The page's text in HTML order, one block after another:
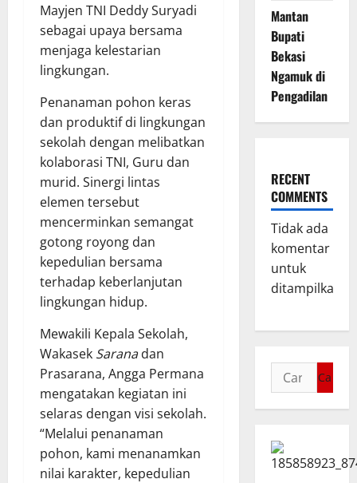
Mayjen TNI Deddy Suryadi
sebagai upaya bersama
menjaga kelestarian
lingkungan.
Penanaman pohon keras
dan produktif di lingkungan
sekolah dengan melibatkan
kolaborasi TNI, Guru dan
murid. Sinergi lintas
elemen tersebut
mencerminkan semangat
gotong royong dan
kepedulian bersama
terhadap keberlanjutan
lingkungan hidup.
Mewakili Kepala Sekolah,
Wakasek Saranadan
Prasarana, Angga Permana
mengatakan kegiatan ini
selaras dengan visi sekolah.
“Melalui penanaman
pohon, kami menanamkan
nilai karakter, kepedulian
Mantan
Bupati
Bekasi
Ngamuk di
Pengadilan
RECENT
COMMENTS
Tidak ada
komentar
untuk
ditampilkan.